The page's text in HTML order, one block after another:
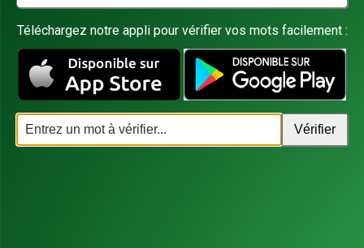
Téléchargez notre appli pour vérifier vos mots facilement :